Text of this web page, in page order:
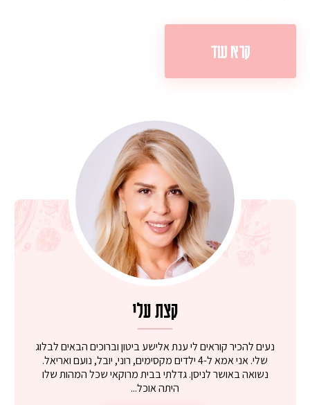
קרא עוד
קצת עלי
נעים להכיר קוראים לי ענת אלישע ביטון וברוכים הבאים לבלוג
שלי. אני אמא ל-4 ילדים מקסימים, רוני, יובל, נועם ואריאל.
נשואה באושר לניסן. גדלתי בבית מרוקאי שכל המהות שלו
היתה אוכל...